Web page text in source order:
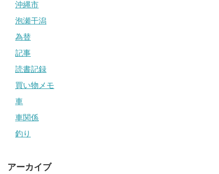
沖縄市
泡瀬干潟
為替
記事
読書記録
買い物メモ
車
車関係
釣り
アーカイブ